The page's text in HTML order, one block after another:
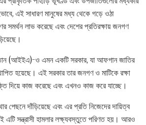
এই সাধারণ মানুষের মধ্য থেকে গড়ে ওঠা
সমর্থন লাভ করেছে এবং দেশের প্রতিরক্ষায় জনগণ
(আইইএ)-ও এমন একটি সরকার, যা আফগান জাতির
হয়েছে। এই সরকার তার জনগণ ও মাটিকে রক্ষা
দিয়ে কাজ করেছে এবং এখনও কাজ করে যাচ্ছে।
পেছনে দাঁড়িয়েছে এবং এর প্রতি নিজেদের দায়িত্ব
এটি সন্ত্রাসী হামলার লক্ষ্যবস্তুতে পরিণত হয়। আরও